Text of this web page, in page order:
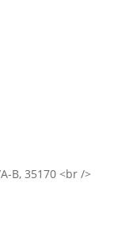
B, 35170 <br />